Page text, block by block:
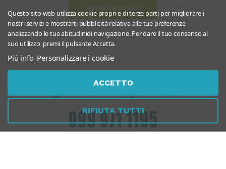
Questo sito web utilizza cookie propri e di terze parti per migliorare i
nostri servizi e mostrarti pubblicità relativa alle tue preferenze
analizzando le tue abitudinidi navigazione. Per dare il tuo consenso al
suo utilizzo, premi il pulsante Accetta.
Piú info Personalizzare i cookie
RIFIUTA TUTTI
ACCETTO
Dal Lunedì al Venerdì